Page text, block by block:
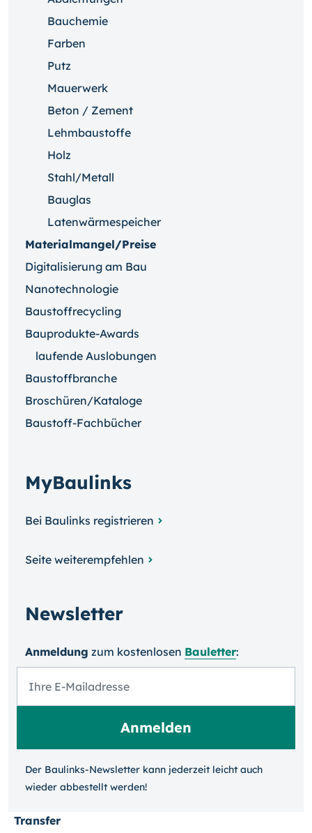
Bauchemie
Farben
Putz
Mauerwerk
Beton / Zement
Lehmbaustoffe
Holz
Stahl/Metall
Bauglas
Latenwärmespeicher
Materialmangel/Preise
Digitalisierung am Bau
Nanotechnologie
Baustoffrecycling
Bauprodukte-Awards
laufende Auslobungen
Baustoffbranche
Broschüren/Kataloge
Baustoff-Fachbücher
MyBaulinks
Bei Baulinks registrieren
Seite weiterempfehlen
Newsletter
Anmeldung zum kosten­losen Bauletter:
Der Baulinks-Newsletter kann jeder­zeit leicht auch
wieder ab­bestellt werden!
Transfer